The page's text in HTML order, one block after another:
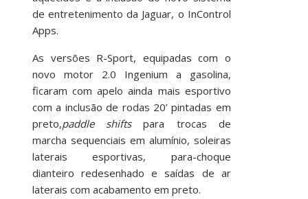
de entretenimento da Jaguar, o InControl
Apps.
As versões R-Sport, equipadas com o
novo motor 2.0 Ingenium a gasolina,
ficaram com apelo ainda mais esportivo
com a inclusão de rodas 20’ pintadas em
preto,paddle shiftspara trocas de
marcha sequenciais em alumínio, soleiras
laterais esportivas, para-choque
dianteiro redesenhado e saídas de ar
laterais com acabamento em preto.